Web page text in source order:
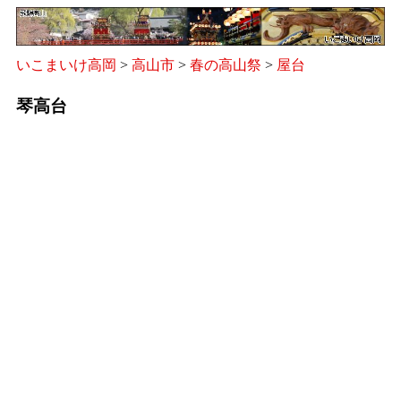
いこまいけ高岡 > 高山市 > 春の高山祭 > 屋台
琴高台